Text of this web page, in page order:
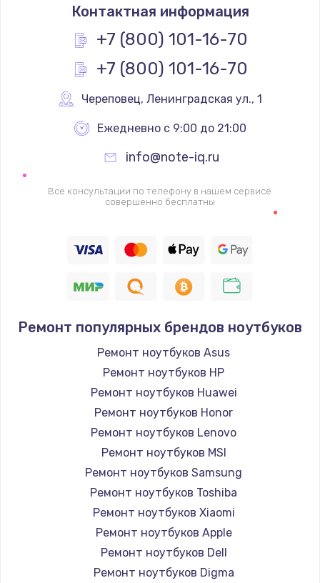
Контактная информация
+7 (800) 101-16-70
+7 (800) 101-16-70
Череповец, Ленинградская ул., 1
Ежедневно с 9:00 до 21:00
info@note-iq.ru
Все консультации по телефону в нашем сервисе
совершенно бесплатны
Ремонт популярных брендов ноутбуков
Ремонт ноутбуков Asus
Ремонт ноутбуков HP
Ремонт ноутбуков Huawei
Ремонт ноутбуков Honor
Ремонт ноутбуков Lenovo
Ремонт ноутбуков MSI
Ремонт ноутбуков Samsung
Ремонт ноутбуков Toshiba
Ремонт ноутбуков Xiaomi
Ремонт ноутбуков Apple
Ремонт ноутбуков Dell
Ремонт ноутбуков Digma